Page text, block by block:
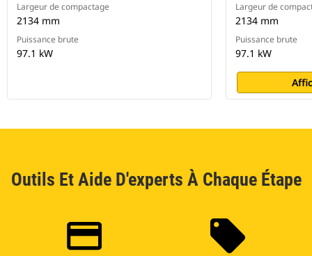
Largeur de compactage
2134 mm
Puissance brute
97.1 kW
Largeur de
2134 mm
Puissance brute
97.1 kW
Outils Et Aide D'experts À Chaque Étape